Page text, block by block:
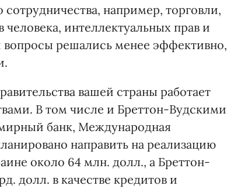
например, торговли,
интеллектуальных прав и
решались менее эффективно,
вашей страны работает
В том числе и Бреттон-Вудскими
банк, Международная
направить на реализацию
около 64 млн. долл., а Бреттон-
долл. в качестве кредитов и